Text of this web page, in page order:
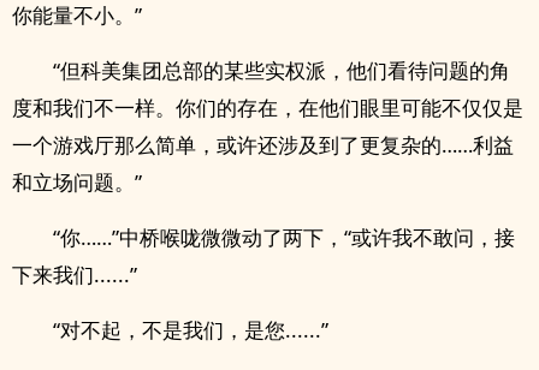
你能量不小。”
“但科美集团总部的某些实权派，他们看待问题的角
度和我们不一样。你们的存在，在他们眼里可能不仅仅是
一个游戏厅那么简单，或许还涉及到了更复杂的……利益
和立场问题。”
“你……”中桥喉咙微微动了两下，“或许我不敢问，接
下来我们......”
“对不起，不是我们，是您......”